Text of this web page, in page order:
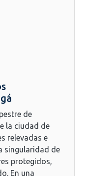
de
la ciudad de
relevadas e
singularidad de
protegidos,
En una